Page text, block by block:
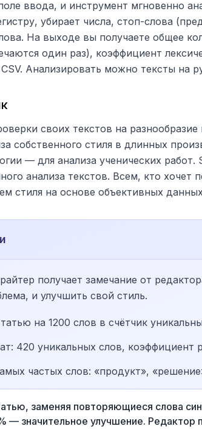
ввода, и инструмент мгновенно
убирает числа, стоп-слова
На выходе вы получаете общее
один раз), коэффициент
Анализировать можно тексты на
своих текстов на
собственного стиля в длинных
— для анализа ученических
анализа текстов. Всем, кто хочет
стиля на основе объективных
получает замечание от
и улучшить свой стиль.
на 1200 слов в счётчик
420 уникальных слов, коэффициент
частых слов: «продукт»,
заменяя повторяющиеся слова
— значительное улучшение. Редактор